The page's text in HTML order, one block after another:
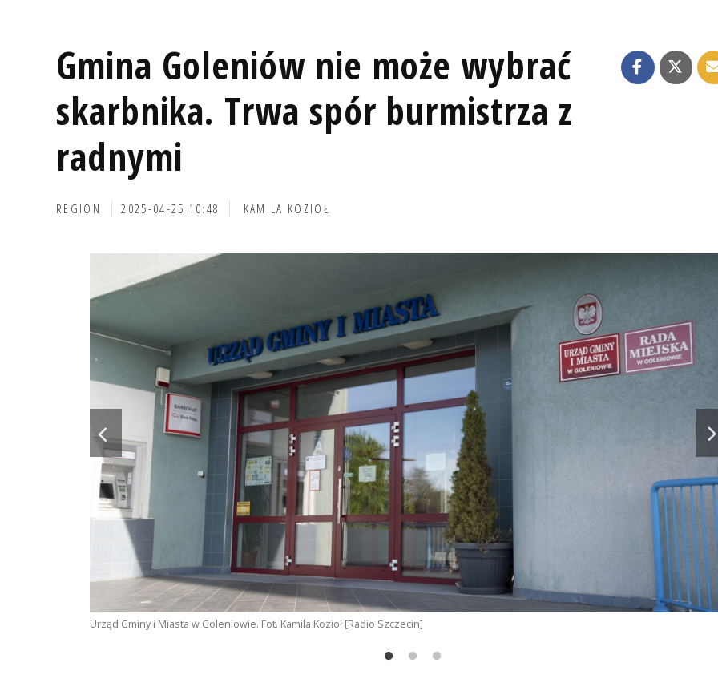
Gmina Goleniów nie może wybrać
skarbnika. Trwa spór burmistrza z
radnymi
REGION 2025-04-25 10:48 KAMILA KOZIOŁ
Urząd Gminy i Miasta w Goleniowie. Fot. Kamila Kozioł [Radio Szczecin]